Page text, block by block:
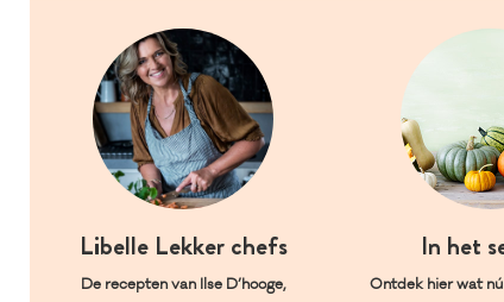
Libelle Lekker chefs
De recepten van Ilse D’hooge,
In het
Ontdek hier wat